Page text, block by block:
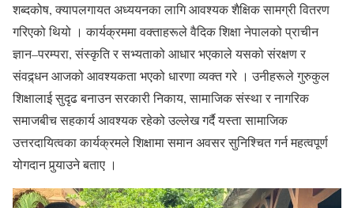
शब्दकोष, क्यापलगायत अध्ययनका लागि आवश्यक शैक्षिक सामग्री वितरण
गरिएको थियो । कार्यक्रममा वक्ताहरूले वैदिक शिक्षा नेपालको प्राचीन
ज्ञान–परम्परा, संस्कृति र सभ्यताको आधार भएकाले यसको संरक्षण र
संवद्र्धन आजको आवश्यकता भएको धारणा व्यक्त गरे । उनीहरूले गुरुकुल
शिक्षालाई सुदृढ बनाउन सरकारी निकाय, सामाजिक संस्था र नागरिक
समाजबीच सहकार्य आवश्यक रहेको उल्लेख गर्दै यस्ता सामाजिक
उत्तरदायित्वका कार्यक्रमले शिक्षामा समान अवसर सुनिश्चित गर्न महत्वपूर्ण
योगदान पुर्‍याउने बताए ।